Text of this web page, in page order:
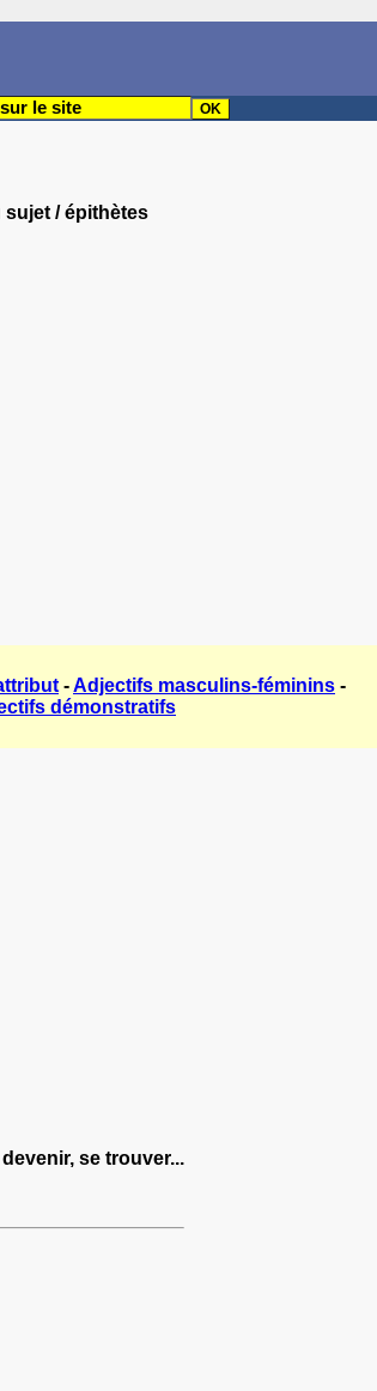
sujet / épithètes
-Adjectifs masculins-féminins -
démonstratifs
se trouver...